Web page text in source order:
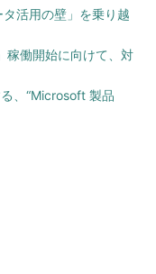
活用の壁」を乗り越
稼働開始に向けて、対
、“Microsoft 製品